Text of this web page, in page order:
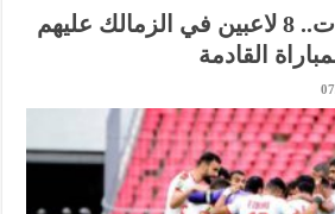
بعد تلقيهم الإنذارات.. 8 لاعبين في الزمالك عليهم
القادمة